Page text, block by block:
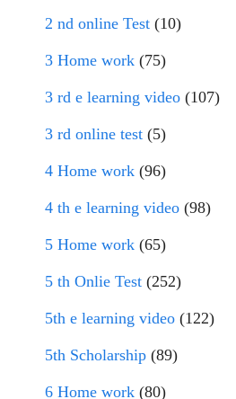
2 nd online Test (10)
3 Home work (75)
3 rd e learning video (107)
3 rd online test (5)
4 Home work (96)
4 th e learning video (98)
5 Home work (65)
5 th Onlie Test (252)
5th e learning video (122)
5th Scholarship (89)
6 Home work (80)